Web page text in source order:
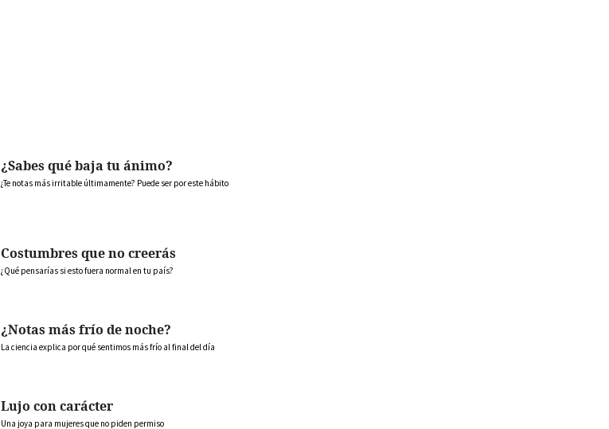
¿Sabes qué baja tu ánimo?
¿Te notas más irritable últimamente? Puede ser por este hábito
Costumbres que no creerás
¿Qué pensarías si esto fuera normal en tu país?
¿Notas más frío de noche?
La ciencia explica por qué sentimos más frío al final del día
Lujo con carácter
Una joya para mujeres que no piden permiso